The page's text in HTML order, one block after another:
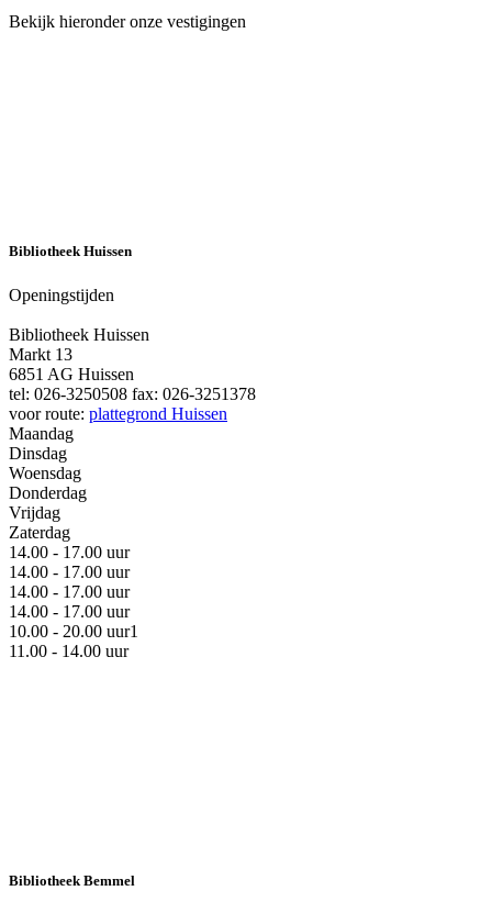
Bekijk hieronder onze vestigingen
Bibliotheek Huissen
Openingstijden
Bibliotheek Huissen
Markt 13
6851 AG Huissen
tel: 026-3250508 fax: 026-3251378
voor route: plattegrond Huissen
Maandag
Dinsdag
Woensdag
Donderdag
Vrijdag
Zaterdag
14.00 - 17.00 uur
14.00 - 17.00 uur
14.00 - 17.00 uur
14.00 - 17.00 uur
10.00 - 20.00 uur1
11.00 - 14.00 uur
Bibliotheek Bemmel